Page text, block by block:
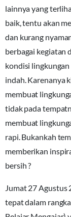
lainnya yang
baik, tentu akan
dan kurang
berbagai kegiatan
kondisi
indah. Karenanya
membuat
tidak pada
membuat
rapi. Bukankah
memberikan
bersih ?
Jumat 27 Agustus
tepat dalam